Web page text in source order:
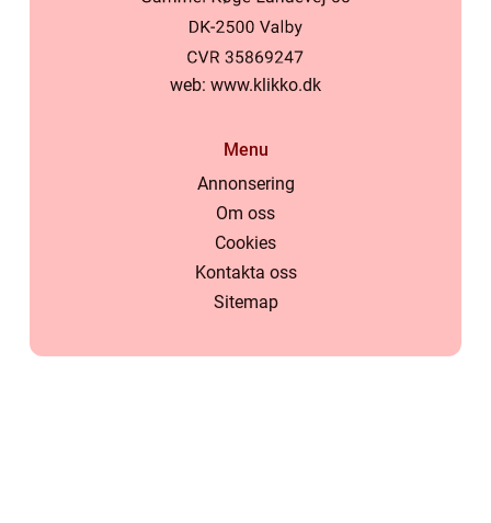
web: www.klikko.dk
Menu
Annonsering
Om oss
Cookies
Kontakta oss
Sitemap